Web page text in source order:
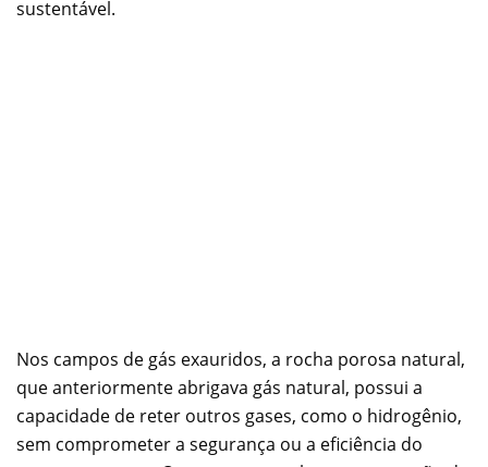
sustentável.
Nos campos de gás exauridos, a rocha porosa natural,
que anteriormente abrigava gás natural, possui a
capacidade de reter outros gases, como o hidrogênio,
sem comprometer a segurança ou a eficiência do